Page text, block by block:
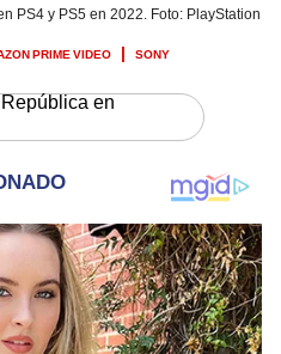
PS4 y PS5 en 2022. Foto: PlayStation
PRIME VIDEO SONY
en